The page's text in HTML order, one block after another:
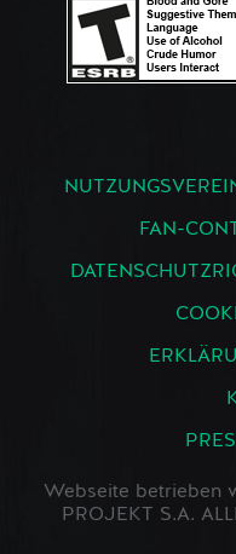
FAN-
Webseite betrieben
PROJEKT S.A.